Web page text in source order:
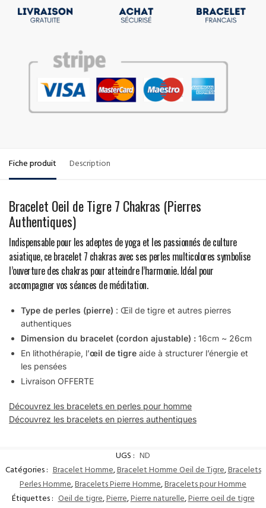
Fiche produit Description
Bracelet Oeil de Tigre 7 Chakras (Pierres
Authentiques)
Indispensable pour les adeptes de yoga et les passionnés de culture
asiatique, ce bracelet 7 chakras avec ses perles multicolores symbolise
l’ouverture des chakras pour atteindre l’harmonie. Idéal pour
accompagner vos séances de méditation.
Type de perles (pierre) : Œil de tigre et autres pierres
authentiques
Dimension du bracelet (cordon ajustable) : 16cm ~ 26cm
En lithothérapie, l’œil de tigre aide à structurer l’énergie et
les pensées
Livraison OFFERTE
Découvrez les bracelets en perles pour homme
Découvrez les bracelets en pierres authentiques
UGS : ND
Catégories : Bracelet Homme,Bracelet Homme Oeil de Tigre,Bracelets
Perles Homme,Bracelets Pierre Homme,Bracelets pour Homme
Étiquettes : Oeil de tigre,Pierre,Pierre naturelle,Pierre oeil de tigre